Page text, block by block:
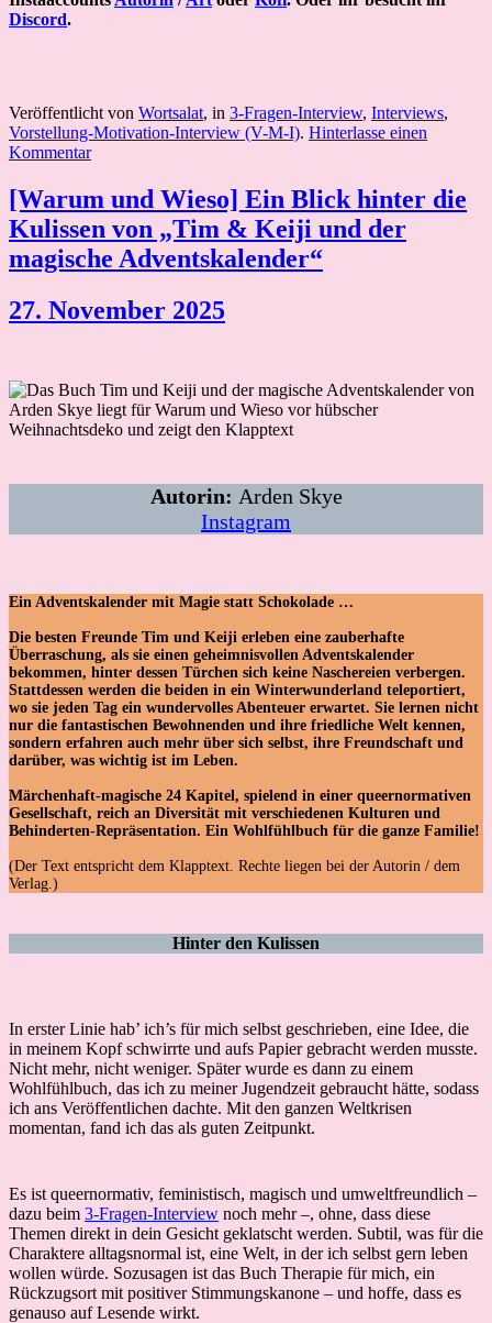
Discord.
Veröffentlicht von Wortsalat, in 3-Fragen-Interview, Interviews,
Vorstellung-Motivation-Interview (V-M-I). Hinterlasse einen
Kommentar
[Warum und Wieso] Ein Blick hinter die
Kulissen von „Tim & Keiji und der
magische Adventskalender“
27. November 2025
Autorin: Arden Skye
Instagram
Ein Adventskalender mit Magie statt Schokolade …
Die besten Freunde Tim und Keiji erleben eine zauberhafte
Überraschung, als sie einen geheimnisvollen Adventskalender
bekommen, hinter dessen Türchen sich keine Naschereien verbergen.
Stattdessen werden die beiden in ein Winterwunderland teleportiert,
wo sie jeden Tag ein wundervolles Abenteuer erwartet. Sie lernen nicht
nur die fantastischen Bewohnenden und ihre friedliche Welt kennen,
sondern erfahren auch mehr über sich selbst, ihre Freundschaft und
darüber, was wichtig ist im Leben.
Märchenhaft-magische 24 Kapitel, spielend in einer queernormativen
Gesellschaft, reich an Diversität mit verschiedenen Kulturen und
Behinderten-Repräsentation. Ein Wohlfühlbuch für die ganze Familie!
(Der Text entspricht dem Klapptext. Rechte liegen bei der Autorin / dem
Verlag.)
Hinter den Kulissen
In erster Linie hab’ ich’s für mich selbst geschrieben, eine Idee, die
in meinem Kopf schwirrte und aufs Papier gebracht werden musste.
Nicht mehr, nicht weniger. Später wurde es dann zu einem
Wohlfühlbuch, das ich zu meiner Jugendzeit gebraucht hätte, sodass
ich ans Veröffentlichen dachte. Mit den ganzen Weltkrisen
momentan, fand ich das als guten Zeitpunkt.
Es ist queernormativ, feministisch, magisch und umweltfreundlich –
dazu beim 3-Fragen-Interview noch mehr –, ohne, dass diese
Themen direkt in dein Gesicht geklatscht werden. Subtil, was für die
Charaktere alltagsnormal ist, eine Welt, in der ich selbst gern leben
wollen würde. Sozusagen ist das Buch Therapie für mich, ein
Rückzugsort mit positiver Stimmungskanone – und hoffe, dass es
genauso auf Lesende wirkt.